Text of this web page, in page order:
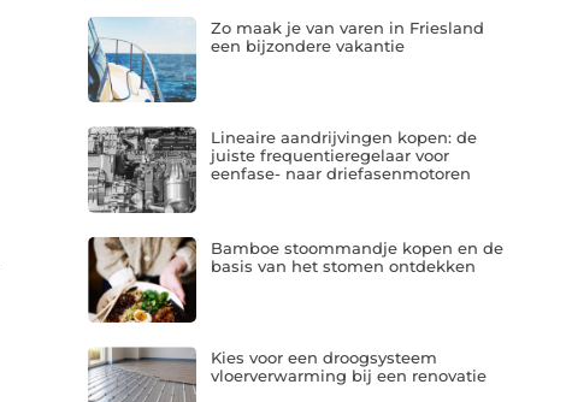
Zo maak je van varen in Friesland
een bijzondere vakantie
Lineaire aandrijvingen kopen: de
juiste frequentieregelaar voor
eenfase- naar driefasenmotoren
Bamboe stoommandje kopen en de
basis van het stomen ontdekken
Kies voor een droogsysteem
vloerverwarming bij een renovatie